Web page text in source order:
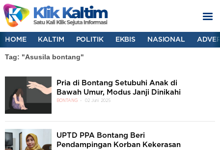
HOME KALTIM POLITIK EKBIS NASIONAL
Tag: "Asusila bontang"
Pria di Bontang Setubuhi Anak di
Bawah Umur, Modus Janji Dinikahi
BONTANG 02 Juni 2025
UPTD PPA Bontang Beri
Pendampingan Korban Kekerasan